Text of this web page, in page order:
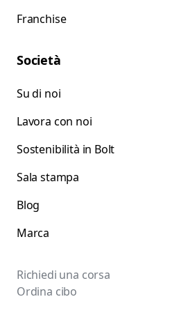
Franchise
Società
Su di noi
Lavora con noi
Sostenibilità in Bolt
Sala stampa
Blog
Marca
Richiedi una corsa
Ordina cibo